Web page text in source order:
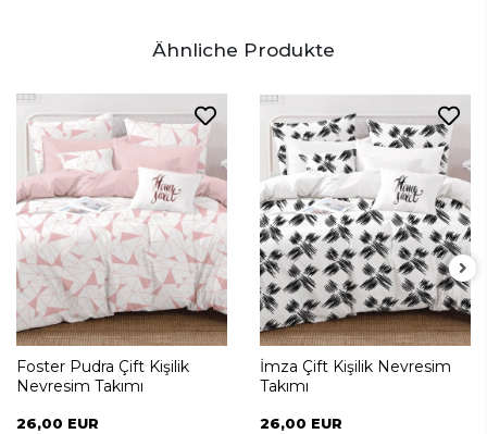
Ähnliche Produkte
Foster Pudra Çift Kişilik
Nevresim Takımı
26,00 EUR
İmza Çift Kişilik Nevresim
Takımı
26,00 EUR